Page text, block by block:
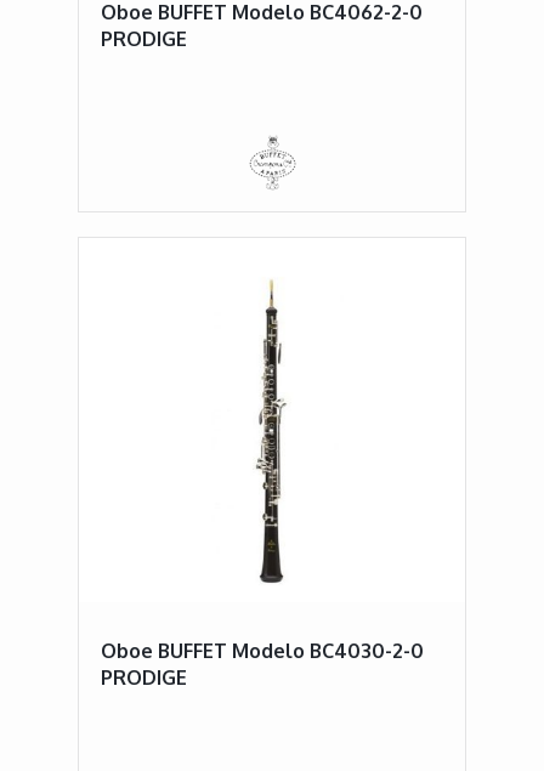
Oboe BUFFET Modelo BC4062-2-0
PRODIGE
Oboe BUFFET Modelo BC4030-2-0
PRODIGE